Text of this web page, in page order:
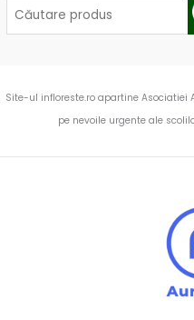
Site-ul infloreste.ro apartine
pe nevoile urgente ale